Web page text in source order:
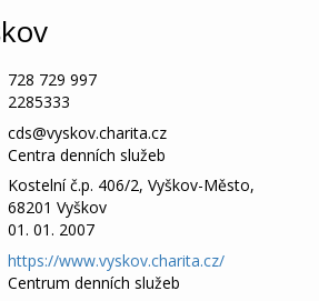
728 729 997
2285333
cds@vyskov.charita.cz
Centra denních služeb
Kostelní č.p. 406/2, Vyškov-Město,
68201 Vyškov
01. 01. 2007
https://www.vyskov.charita.cz/
Centrum denních služeb